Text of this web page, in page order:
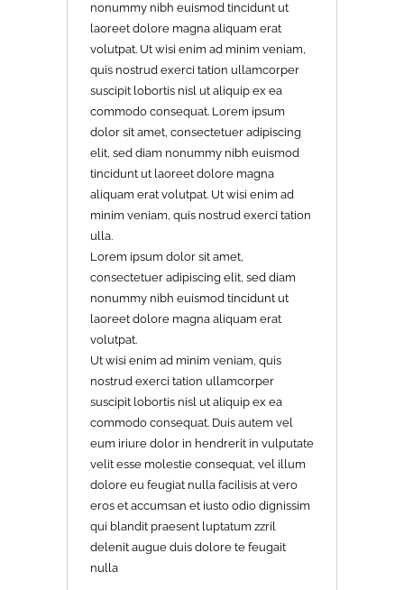
nonummy nibh euismod tincidunt ut
laoreet dolore magna aliquam erat
volutpat. Ut wisi enim ad minim veniam,
quis nostrud exerci tation ullamcorper
suscipit lobortis nisl ut aliquip ex ea
commodo consequat. Lorem ipsum
dolor sit amet, consectetuer adipiscing
elit, sed diam nonummy nibh euismod
tincidunt ut laoreet dolore magna
aliquam erat volutpat. Ut wisi enim ad
minim veniam, quis nostrud exerci tation
ulla.
Lorem ipsum dolor sit amet,
consectetuer adipiscing elit, sed diam
nonummy nibh euismod tincidunt ut
laoreet dolore magna aliquam erat
volutpat.
Ut wisi enim ad minim veniam, quis
nostrud exerci tation ullamcorper
suscipit lobortis nisl ut aliquip ex ea
commodo consequat. Duis autem vel
eum iriure dolor in hendrerit in vulputate
velit esse molestie consequat, vel illum
dolore eu feugiat nulla facilisis at vero
eros et accumsan et iusto odio dignissim
qui blandit praesent luptatum zzril
delenit augue duis dolore te feugait
nulla